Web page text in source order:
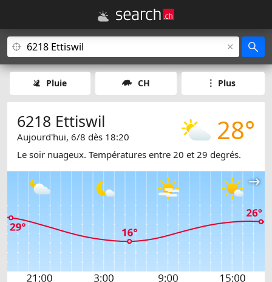
Pluie CH Plus
28°
6218 Ettiswil
Aujourd'hui, 6/8 dès 18:20
Le soir nuageux. Températures entre 20 et 29 degrés.